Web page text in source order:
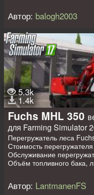
Анимация отдельных
Летящие частицы земли и
Все фары, поворотники и
Моется
Авторы: balogh2003, OHV
Автор: balogh2003
5.3k
1.4k
Fuchs MHL 350
для Farming Simulator
Перегружатель леса
Стоимость
Обслуживание
Объём топливного бака,
Автор: LantmanenFS